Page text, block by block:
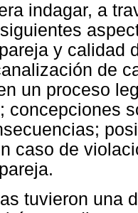
indagar, a
y calidad
de
un proceso
concepciones
caso de
tuvieron una